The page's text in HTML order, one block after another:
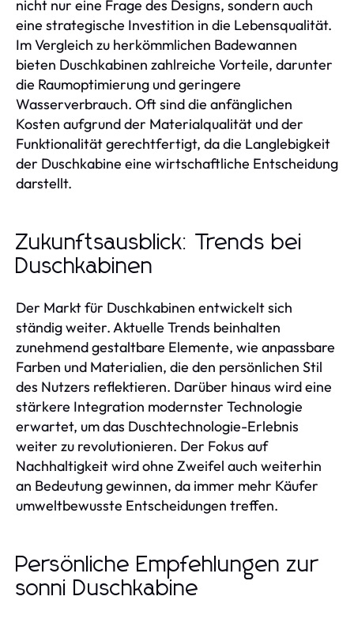
nicht nur eine Frage des Designs, sondern auch
eine strategische Investition in die Lebensqualität.
Im Vergleich zu herkömmlichen Badewannen
bieten Duschkabinen zahlreiche Vorteile, darunter
die Raumoptimierung und geringere
Wasserverbrauch. Oft sind die anfänglichen
Kosten aufgrund der Materialqualität und der
Funktionalität gerechtfertigt, da die Langlebigkeit
der Duschkabine eine wirtschaftliche Entscheidung
darstellt.
Zukunftsausblick: Trends bei
Duschkabinen
Der Markt für Duschkabinen entwickelt sich
ständig weiter. Aktuelle Trends beinhalten
zunehmend gestaltbare Elemente, wie anpassbare
Farben und Materialien, die den persönlichen Stil
des Nutzers reflektieren. Darüber hinaus wird eine
stärkere Integration modernster Technologie
erwartet, um das Duschtechnologie-Erlebnis
weiter zu revolutionieren. Der Fokus auf
Nachhaltigkeit wird ohne Zweifel auch weiterhin
an Bedeutung gewinnen, da immer mehr Käufer
umweltbewusste Entscheidungen treffen.
Persönliche Empfehlungen zur
sonni Duschkabine